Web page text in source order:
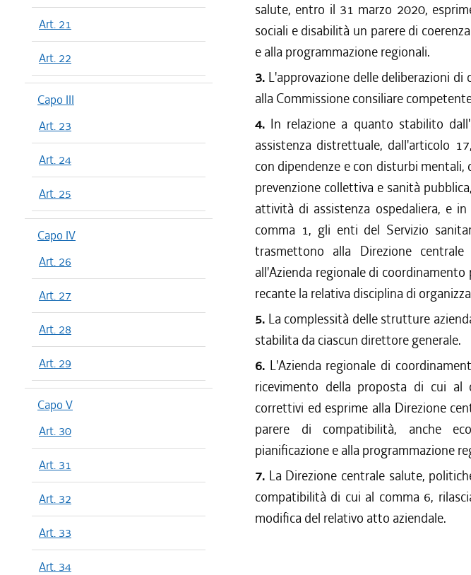
Art. 21
Art. 22
Capo III
Art. 23
Art. 24
Art. 25
Capo IV
Art. 26
Art. 27
Art. 28
Art. 29
Capo V
Art. 30
Art. 31
Art. 32
Art. 33
Art. 34
salute, entro il 31 marzo 2020,
sociali e disabilità un parere di
e alla programmazione regionali.
3. L'approvazione delle deliberazioni
alla Commissione consiliare
4. In relazione a quanto stabilito
assistenza distrettuale, dall'articolo
con dipendenze e con disturbi
prevenzione collettiva e sanità
attività di assistenza ospedaliera, e
comma 1, gli enti del Servizio
trasmettono alla Direzione
all'Azienda regionale di
recante la relativa disciplina di
5. La complessità delle strutture
stabilita da ciascun direttore generale.
6. L'Azienda regionale di
ricevimento della proposta di cui al
correttivi ed esprime alla Direzione
parere di compatibilità, anche
pianificazione e alla programmazione
7. La Direzione centrale salute,
compatibilità di cui al comma 6,
modifica del relativo atto aziendale.